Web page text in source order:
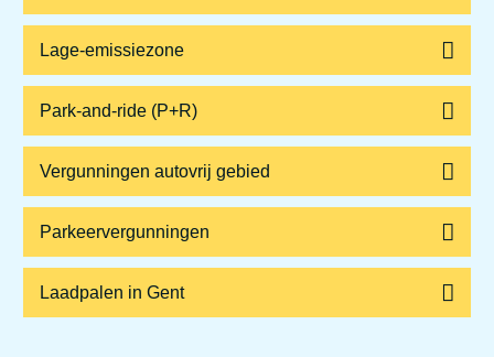
Lage-emissiezone
Park-and-ride (P+R)
Vergunningen autovrij gebied
Parkeervergunningen
Laadpalen in Gent